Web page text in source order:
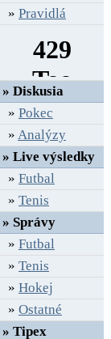
» Pravidlá
» Diskusia
» Pokec
» Analýzy
» Live výsledky
» Futbal
» Tenis
» Správy
» Futbal
» Tenis
» Hokej
» Ostatné
» Tipex